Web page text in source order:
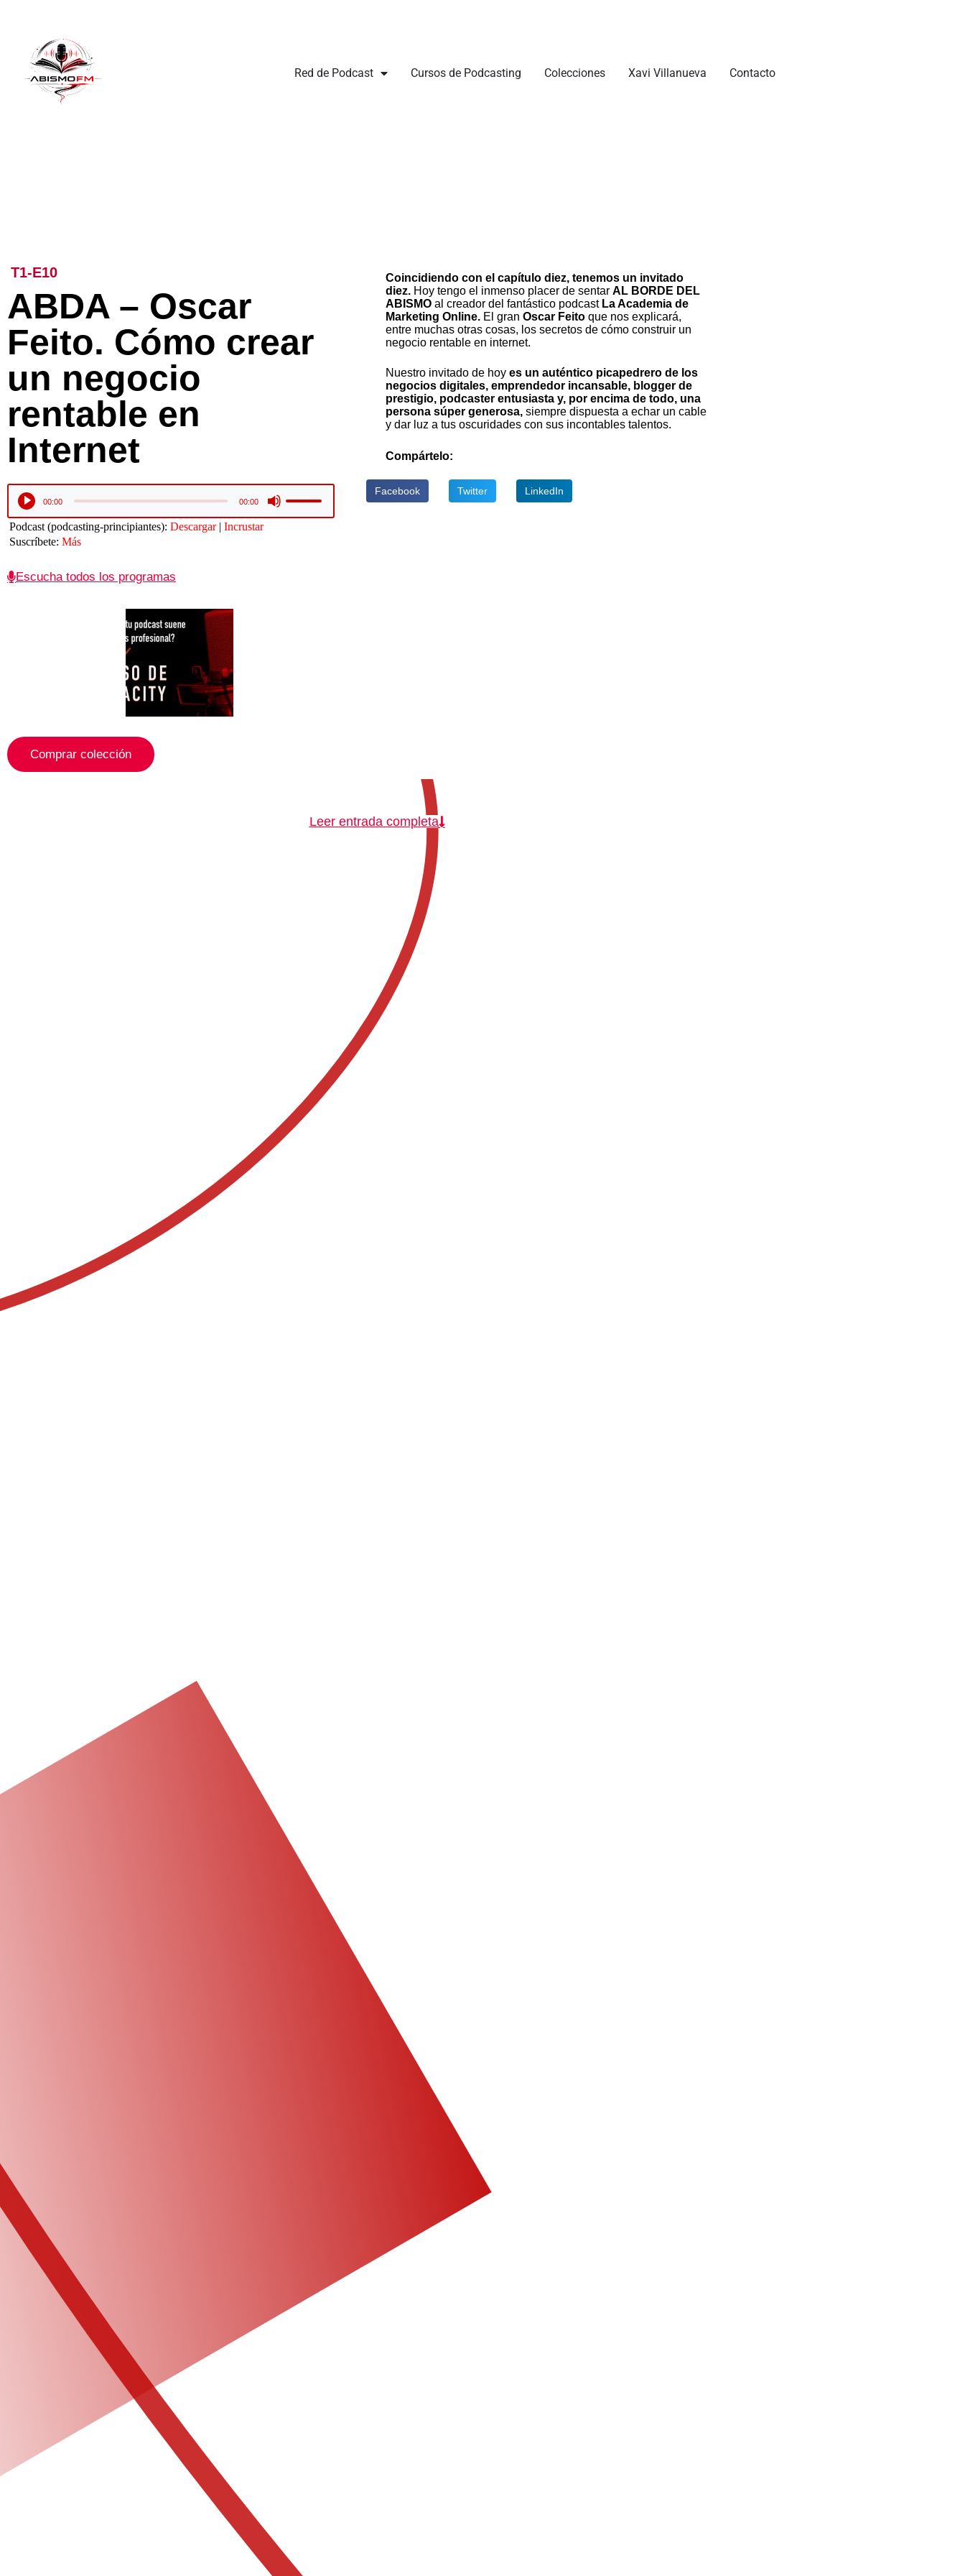
Red de Podcast Cursos de Podcasting Colecciones Xavi Villanueva Contacto
T1-E10
ABDA – Oscar
Feito. Cómo crear
un negocio
rentable en
Internet
Reproductor
audio
00:00 00:00
las
teclas
Podcast (podcasting-principiantes): Descargar| Incrustar
Suscríbete: Más
Escucha todos los programas
Comprar colección
Coincidiendo con el capítulo diez, tenemos un invitado
diez. Hoy tengo el inmenso placer de sentar AL BORDE DEL
ABISMO al creador del fantástico podcast La Academia de
Marketing Online. El gran Oscar Feito que nos explicará,
entre muchas otras cosas, los secretos de cómo construir un
negocio rentable en internet.
Nuestro invitado de hoy es un auténtico picapedrero de los
negocios digitales, emprendedor incansable, blogger de
prestigio, podcaster entusiasta y, por encima de todo, una
persona súper generosa, siempre dispuesta a echar un cable
y dar luz a tus oscuridades con sus incontables talentos.
Compártelo:
Facebook Twitter LinkedIn
Leer entrada completa